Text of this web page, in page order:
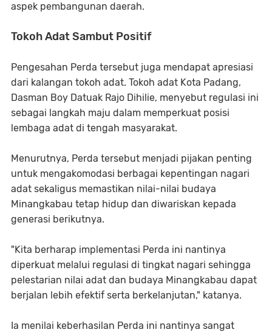
aspek pembangunan daerah.
Tokoh Adat Sambut Positif
Pengesahan Perda tersebut juga mendapat apresiasi
dari kalangan tokoh adat. Tokoh adat Kota Padang,
Dasman Boy Datuak Rajo Dihilie, menyebut regulasi ini
sebagai langkah maju dalam memperkuat posisi
lembaga adat di tengah masyarakat.
Menurutnya, Perda tersebut menjadi pijakan penting
untuk mengakomodasi berbagai kepentingan nagari
adat sekaligus memastikan nilai-nilai budaya
Minangkabau tetap hidup dan diwariskan kepada
generasi berikutnya.
"Kita berharap implementasi Perda ini nantinya
diperkuat melalui regulasi di tingkat nagari sehingga
pelestarian nilai adat dan budaya Minangkabau dapat
berjalan lebih efektif serta berkelanjutan," katanya.
Ia menilai keberhasilan Perda ini nantinya sangat